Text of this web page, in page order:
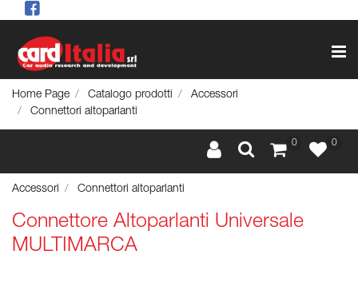
Home Page Catalogo prodotti
Accessori
Connettori altoparlanti
0 0
Accessori Connettori altoparlanti
Connettore Altoparlanti Universale
MULTIMARCA